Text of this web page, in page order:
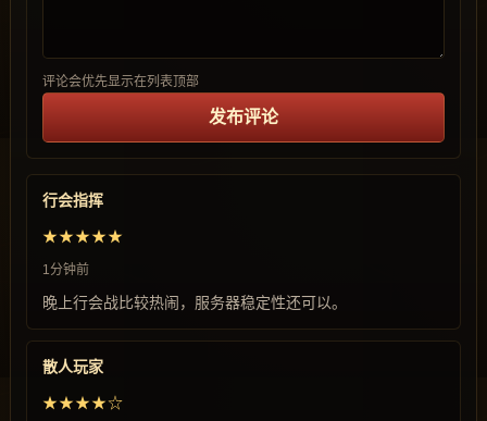
评论会优先显示在列表顶部
发布评论
行会指挥
★★★★★
1分钟前
晚上行会战比较热闹，服务器稳定性还可以。
散人玩家
★★★★☆